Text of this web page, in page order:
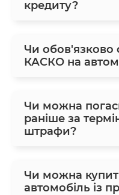
кредиту?
Чи обов'язково
КАСКО на
Чи можна
раніше за
штрафи?
Чи можна
автомобіль із